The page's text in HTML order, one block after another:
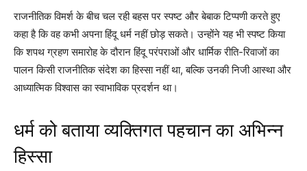
राजनीतिक विमर्श के बीच चल रही बहस पर स्पष्ट और बेबाक टिप्पणी करते हुए
कहा है कि वह कभी अपना हिंदू धर्म नहीं छोड़ सकते। उन्होंने यह भी स्पष्ट किया
कि शपथ ग्रहण समारोह के दौरान हिंदू परंपराओं और धार्मिक रीति-रिवाजों का
पालन किसी राजनीतिक संदेश का हिस्सा नहीं था, बल्कि उनकी निजी आस्था और
आध्यात्मिक विश्वास का स्वाभाविक प्रदर्शन था।
धर्म को बताया व्यक्तिगत पहचान का अभिन्न
हिस्सा